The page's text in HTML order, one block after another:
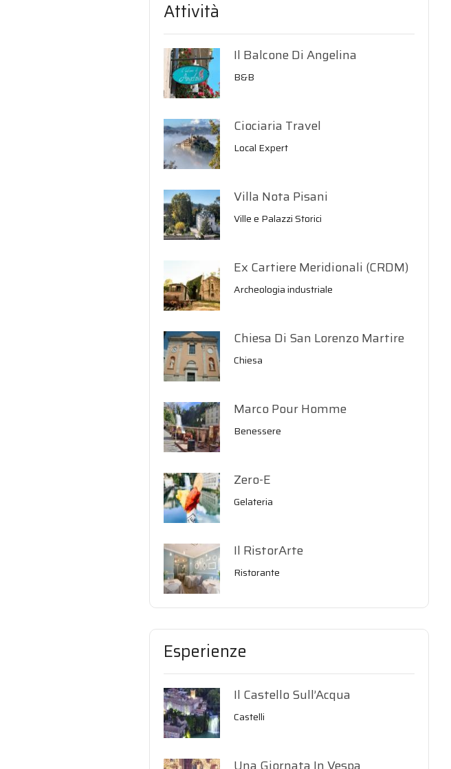
Attività
Il Balcone Di Angelina
B&B
Ciociaria Travel
Local Expert
Villa Nota Pisani
Ville e Palazzi Storici
Ex Cartiere Meridionali (CRDM)
Archeologia industriale
Chiesa Di San Lorenzo Martire
Chiesa
Marco Pour Homme
Benessere
Zero-E
Gelateria
Il RistorArte
Ristorante
Esperienze
Il Castello Sull’Acqua
Castelli